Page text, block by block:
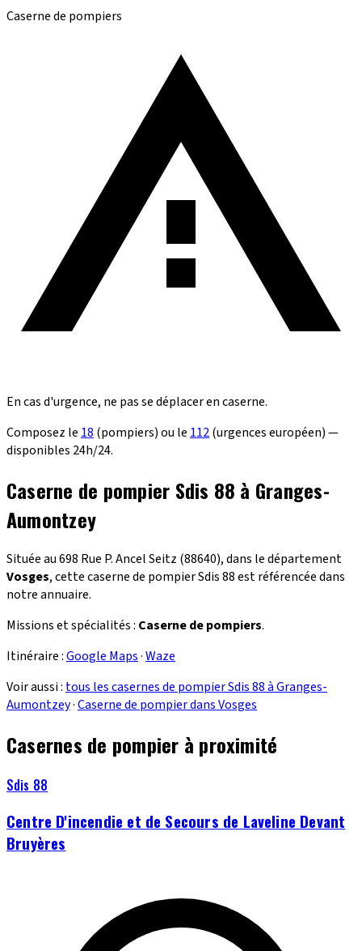
Caserne de pompiers
En cas d'urgence, ne pas se déplacer en caserne.
Composez le 18 (pompiers) ou le 112(urgences européen) —
disponibles 24h/24.
Caserne de pompier Sdis 88 à Granges-
Aumontzey
Située au 698 Rue P. Ancel Seitz (88640), dans le département
Vosges, cette caserne de pompier Sdis 88 est référencée dans
notre annuaire.
Missions et spécialités : Caserne de pompiers.
Itinéraire :Google Maps·Waze
Voir aussi : tous les casernes de pompier Sdis 88 à Granges-
Aumontzey·Caserne de pompier dans Vosges
Casernes de pompier à proximité
Sdis 88
Centre D'incendie et de Secours de Laveline Devant
Bruyères